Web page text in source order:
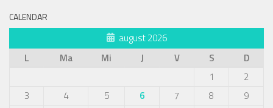
CALENDAR
august 2026
L
Ma Mi J V S
D
1
2
3
4 5 6 7 8
9